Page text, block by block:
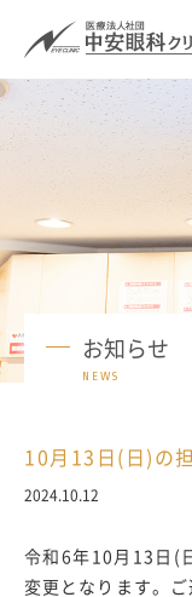
お知らせ
NEWS
10月13日(日)の
2024.10.12
令和6年10月13日(
変更となります。